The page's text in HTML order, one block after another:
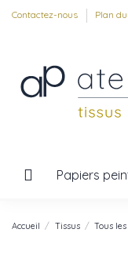
Contactez-nous Plan
Papiers
Accueil Tissus Tous